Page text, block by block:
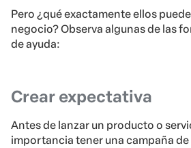
Pero ¿qué exactamente ellos
negocio? Observa algunas de las
de ayuda:
Crear expectativa
Antes de lanzar un producto o
importancia tener una campaña